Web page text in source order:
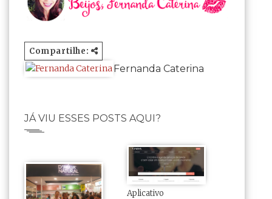
Compartilhe:
Fernanda Caterina
JÁ VIU ESSES POSTS AQUI?
Aplicativo